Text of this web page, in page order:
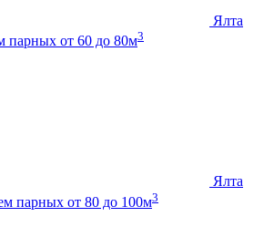
Ялта
парных от 60 до 80м3
Ялта
парных от 80 до 100м3